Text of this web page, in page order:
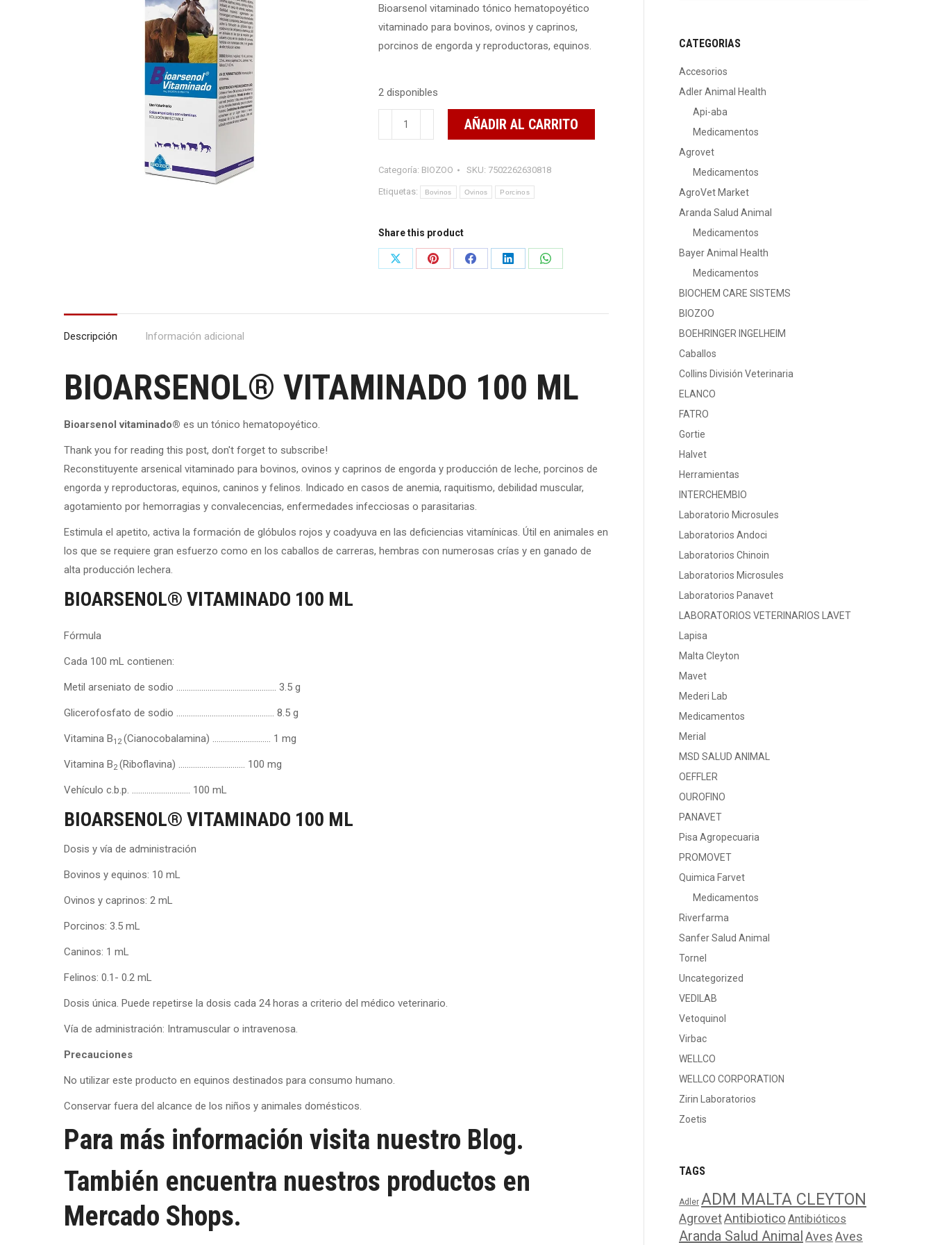
Bioarsenol vitaminado tónico hematopoyético
vitaminado para bovinos, ovinos y caprinos,
porcinos de engorda y reproductoras, equinos.
2 disponibles
BIOARSENOL®
VITAMINADO
ML
cantidad
AÑADIR AL CARRITO
Categoría: BIOZOO SKU: 7502262630818
Etiquetas: Bovinos Ovinos Porcinos
Share this product
Share
Share
Share
Share
Share
Descripción Información adicional
BIOARSENOL® VITAMINADO 100 ML
Bioarsenol vitaminado® es un tónico hematopoyético.
Thank you for reading this post, don't forget to subscribe!
Reconstituyente arsenical vitaminado para bovinos, ovinos y caprinos de engorda y producción de leche, porcinos de
engorda y reproductoras, equinos, caninos y felinos. Indicado en casos de anemia, raquitismo, debilidad muscular,
agotamiento por hemorragias y convalecencias, enfermedades infecciosas o parasitarias.
Estimula el apetito, activa la formación de glóbulos rojos y coadyuva en las deficiencias vitamínicas. Útil en animales en
los que se requiere gran esfuerzo como en los caballos de carreras, hembras con numerosas crías y en ganado de
alta producción lechera.
BIOARSENOL® VITAMINADO 100 ML
Fórmula
Cada 100 mL contienen:
Metil arseniato de sodio ………………………………………… 3.5 g
Glicerofosfato de sodio ……………………………………….. 8.5 g
Vitamina B12(Cianocobalamina) ………..…………….. 1 mg
Vitamina B2(Riboflavina) ………………………….. 100 mg
Vehículo c.b.p. ………………………. 100 mL
BIOARSENOL® VITAMINADO 100 ML
Dosis y vía de administración
Bovinos y equinos: 10 mL
Ovinos y caprinos: 2 mL
Porcinos: 3.5 mL
Caninos: 1 mL
Felinos: 0.1- 0.2 mL
Dosis única. Puede repetirse la dosis cada 24 horas a criterio del médico veterinario.
Vía de administración: Intramuscular o intravenosa.
Precauciones
No utilizar este producto en equinos destinados para consumo humano.
Conservar fuera del alcance de los niños y animales domésticos.
Para más información visita nuestro Blog.
También encuentra nuestros productos en
Mercado Shops.
CATEGORIAS
Accesorios
Adler Animal Health
Api-aba
Medicamentos
Agrovet
Medicamentos
AgroVet Market
Aranda Salud Animal
Medicamentos
Bayer Animal Health
Medicamentos
BIOCHEM CARE SISTEMS
BIOZOO
BOEHRINGER INGELHEIM
Caballos
Collins División Veterinaria
ELANCO
FATRO
Gortie
Halvet
Herramientas
INTERCHEMBIO
Laboratorio Microsules
Laboratorios Andoci
Laboratorios Chinoin
Laboratorios Microsules
Laboratorios Panavet
LABORATORIOS VETERINARIOS LAVET
Lapisa
Malta Cleyton
Mavet
Mederi Lab
Medicamentos
Merial
MSD SALUD ANIMAL
OEFFLER
OUROFINO
PANAVET
Pisa Agropecuaria
PROMOVET
Quimica Farvet
Medicamentos
Riverfarma
Sanfer Salud Animal
Tornel
Uncategorized
VEDILAB
Vetoquinol
Virbac
WELLCO
WELLCO CORPORATION
Zirin Laboratorios
Zoetis
TAGS
Adler ADM MALTA CLEYTON
AgrovetAntibiotico Antibióticos
Aranda Salud AnimalAvesAves